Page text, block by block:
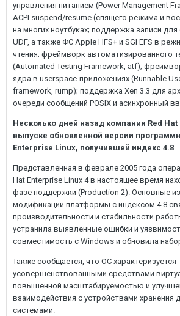
управления питанием (Power Management
ACPI suspend/resume (спящего режима и
на многих ноутбуках; поддержка записи
UDF, а также ФС Apple HFS+ и SGI EFS в
чтения; фреймворк автоматизированного
(Automated Testing Framework, atf);
ядра в userspace-приложениях (Runnable
framework, rump); поддержка Xen 3.3 для
очереди сообщений POSIX и асинхронный
Несколько дней назад компания Red
выпуске обновленной версии
Enterprise Linux, получившей индекс 4.8.
Представленная в феврале 2005 года
Hat Enterprise Linux 4 в настоящее время
фазе поддержки (Production 2). Основные
модификации платформы с индексом 4.8
производительности и стабильности
устранила выявленные ошибки и
совместимость с Windows и обновила
Также сообщается, что ОС характеризуется
усовершенствованными средствами
повышенной масштабируемостью и
взаимодействия с устройствами
системами.